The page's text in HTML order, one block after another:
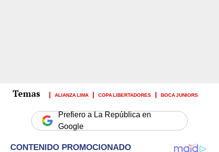
ALIANZA LIMA COPA LIBERTADORES BOCA JUNIORS
Prefiero a La República en
Google